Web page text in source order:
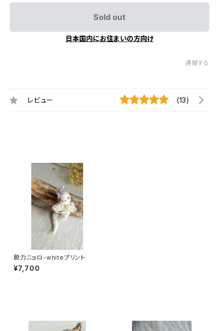
Sold out
日本国内にお住まいの方向け
通報する
レビュー (13)
脱力ニョロ-whiteプリント
¥7,700